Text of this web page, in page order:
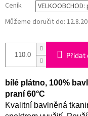
Ceník
Můžeme doručit do:
Přidat
bílé plátno, 100%
praní 60°C
Kvalitní bavlněná